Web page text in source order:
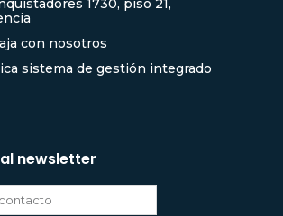
1730, piso 21,
con nosotros
sistema de gestión integrado
newsletter